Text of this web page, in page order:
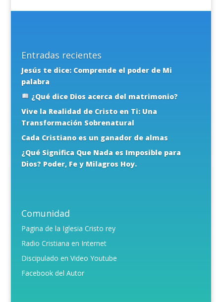
Entradas recientes
Jesús te dice: Comprende el poder de Mi
palabra
¿Qué dice Dios acerca del matrimonio?
Vive la Realidad de Cristo en Ti: Una
Transformación Sobrenatural
Cada Cristiano es un ganador de almas
¿Qué Significa Que Nada es Imposible para
Dios? Poder, Fe y Milagros Hoy.
Comunidad
Pagina de la Iglesia Cristo rey
Radio Cristiana en Internet
Discipulado en Video Youtube
Facebook del Autor